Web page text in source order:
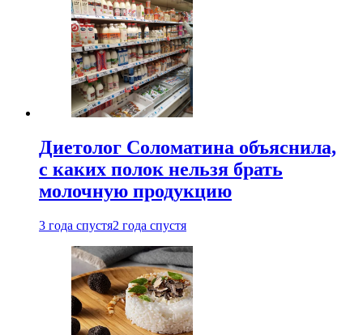
Диетолог Соломатина объяснила,
с каких полок нельзя брать
молочную продукцию
3 года спустя2 года спустя